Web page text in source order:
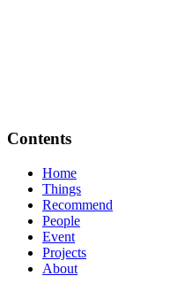
Contents
Home
Things
Recommend
People
Event
Projects
About